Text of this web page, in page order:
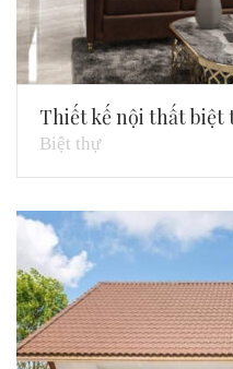
Thiết kế nội thất biệt
Biệt thự